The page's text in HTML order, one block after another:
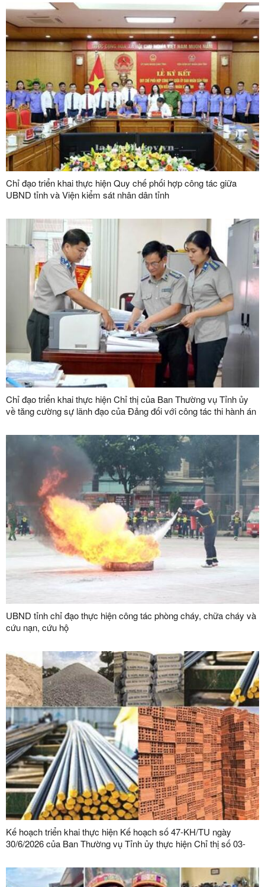
cửa khẩu quốc tế Hữu Nghị (Việt Nam) - Hữu Nghị Quan (Trung
Quốc)
Chỉ đạo triển khai thực hiện Quy chế phối hợp công tác giữa
UBND tỉnh và Viện kiểm sát nhân dân tỉnh
Chỉ đạo triển khai thực hiện Chỉ thị của Ban Thường vụ Tỉnh ủy
về tăng cường sự lãnh đạo của Đảng đối với công tác thi hành án
UBND tỉnh chỉ đạo thực hiện công tác phòng cháy, chữa cháy và
cứu nạn, cứu hộ
Kế hoạch triển khai thực hiện Kế hoạch số 47-KH/TU ngày
30/6/2026 của Ban Thường vụ Tỉnh ủy thực hiện Chỉ thị số 03-
đạo của Đảng đối với công tác quản lý, phát triển vật liệu xây
dựng trong giai đoạn mới